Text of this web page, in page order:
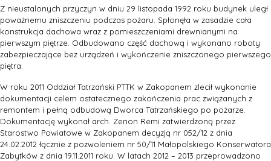
Z nieustalonych przyczyn w dniu 29 listopada 1992 roku budynek uległ
poważnemu zniszczeniu podczas pożaru. Spłonęła w zasadzie cała
konstrukcja dachowa wraz z pomieszczeniami drewnianymi na
pierwszym piętrze. Odbudowano część dachową i wykonano roboty
zabezpieczające bez urządzeń i wykończenie zniszczonego pierwszego
piętra.
W roku 2011 Oddział Tatrzański PTTK w Zakopanem zlecił wykonanie
dokumentacji celem ostatecznego zakończenia prac związanych z
remontem i pełną odbudową Dworca Tatrzańskiego po pożarze.
Dokumentację wykonał arch. Zenon Remi zatwierdzoną przez
Starostwo Powiatowe w Zakopanem decyzją nr 052/12 z dnia
24.02.2012 łącznie z pozwoleniem nr 50/11 Małopolskiego Konserwatora
Zabytków z dnia 19.11.2011 roku. W latach 2012 – 2013 przeprowadzono